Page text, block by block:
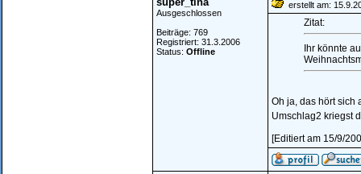
Ausgeschlossen
Beiträge: 769
Registriert: 31.3.2006
Status: Offline
erstellt am:
Zitat:
Ihr könnte
Oh ja, das hört sich
Umschlag2 kriegst
[Editiert am 15/9/